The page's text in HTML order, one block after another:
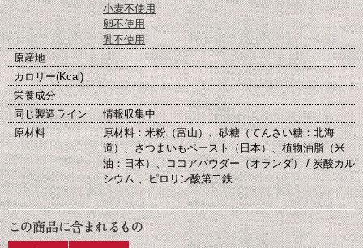
小麦不使用
卵不使用
乳不使用
原産地
カロリー(Kcal)
栄養成分
同じ製造ライン
情報収集中
原材料
原材料：米粉（富山）、砂糖（てんさい糖：北海
道）、さつまいもペースト（日本）、植物油脂（米
油：日本）、ココアパウダー（オランダ） / 炭酸カル
シウム 、ピロリン酸第二鉄